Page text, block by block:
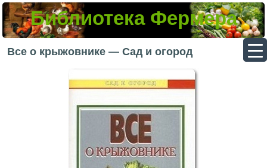
Библиотека Фермера
Все о крыжовнике — Сад и огород